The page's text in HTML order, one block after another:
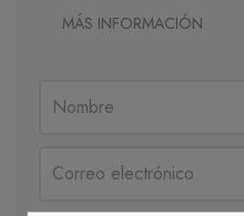
MÁS INFORMACIÓN